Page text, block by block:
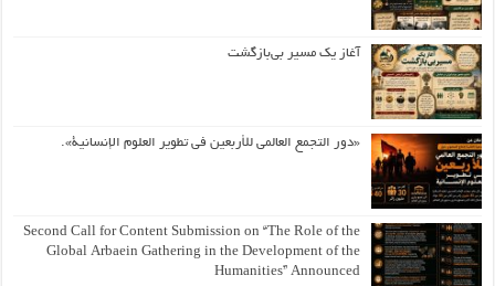
آغاز یک مسیر بی‌بازگشت
«دور التجمع العالمي للأربعين في تطوير العلوم الإنسانية».
Second Call for Content Submission on “The Role of the
Global Arbaein Gathering in the Development of the
Humanities” Announced